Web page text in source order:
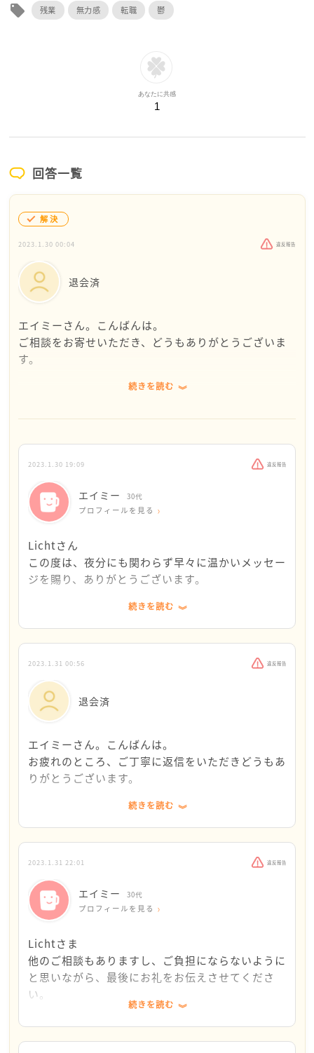
local_offer 残業 無力感 転職 鬱
あなたに共感
1
回答一覧
解決
2023.1.30 00:04 違反報告
退会済
エイミーさん。こんばんは。
ご相談をお寄せいただき、どうもありがとうございま
す。
多忙なお仕事に家事育児、毎日ほんとうにお疲れのこ
く中、孤軍奮闘しておられるお姿、ただ頭が下がりま
す。
一方でお子さまは、母のかいがいしく働くお背中を見
て育ってゆかれるのだと想像もしております。
ているのですね。
それにつけても、週末だけでは疲れがとれないほどの
また、鬱々としたお気持ちとのこと、心の不調が長引
くようでしたらそれも心配です。
優先順位を常にお考えになっていると思いますが、お
仕事もさりながら、ご家庭においてエイミーさんの代
わりが務まる方はおられないのではないでしょうか。
建前を言って申し訳ありません。
す。
それが損なわれる恐れを感じながらも、これまでがん
ばってこられたことに、重ねて敬意を表するばかりで
「現実はまだまだ仕事をとるか、家庭をとるかの選
択」とのおことば、重く響きます。
その中庸のような道は探れないものでしょうか。
お子さんが小さいうちだけでも、他所に異動できる道
があれば選択肢に入れてはいかがでしょうか。
抗がなければ検討してみられたらと思いました。
もうすぐ立春ですね。
お気持ちが少しでも明るい方へ向かっていかれますよ
続きを読む
2023.1.30 19:09 違反報告
エイミー 30代
プロフィールを見る
Lichtさん
この度は、夜分にも関わらず早々に温かいメッセー
ジを賜り、ありがとうございます。
まずは健康があってこそ全てが成り立つ、本当にお
っしゃる通りだと思います。
生活基盤さえ整えば、仕事はあとからでも（きっ
と）方向転換もできると前向きに捉え、まずは負荷
を下げるための行動をとろうと思います。
「中庸のような道」、0か100かではなく、ちょう
家事代行は少し敷居が高い印象でしたが、まずはミ
ールキットなどをもっと活用して
夫婦の負担を減らしていきたいです。
最後になりますが、「背中を見て育っていく」との
確かに子供は折に触れて体調を気遣ってくれ、顔色
から察して元気づけようと声かけをしてくれます。
思うよりも子供は大人を良くみていて、力になろう
としてくれている、この有難さを夫と子供に還元で
す。なかなか難しいものですが。
Lichtさんのご回答そのものがセラピーのようで、
過去のご回答も少しずつ拝見しております。たくさ
んのメンター様の中で、Lichtさんにご担当いただ
続きを読む
2023.1.31 00:56 違反報告
退会済
エイミーさん。こんばんは。
お疲れのところ、ご丁寧に返信をいただきどうもあ
りがとうございます。
お子さんが「折に触れて体調を気遣ってくれ、顔色
から察して元気づけようと声かけをしてくれ」てい
るのですね。
驚きと共に、深い感銘を受けました。
おうちに天使がいる！
正にご両親の背中がそのように育ててきたのだと、
そんな中でエイミーさんは、「家族への負担や皺寄
せが増し・・申し訳なさと無力感に苛まれ」という
お気持ちのことですが、ご家族はそのことをどう思
っておられるのでしょうか？
続きを読む
2023.1.31 22:01 違反報告
エイミー 30代
プロフィールを見る
Lichtさま
他のご相談もありますし、ご負担にならないように
と思いながら、最後にお礼をお伝えさせてくださ
い。
「感謝を全面に出す」、おっしゃる通りと思い、今
日はごめんねの言葉よりも感謝の言葉を多く、大き
続きを読む